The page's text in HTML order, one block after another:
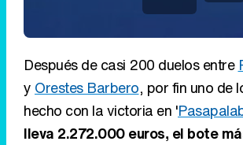
Después de casi 200 duelos entre
y Orestes Barbero, por fin uno de
hecho con la victoria en '
lleva 2.272.000 euros, el bote